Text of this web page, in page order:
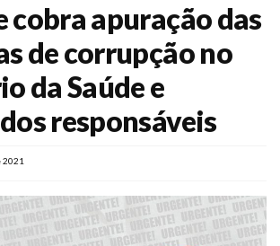
cobra apuração das
de corrupção no
da Saúde e
responsáveis
2021